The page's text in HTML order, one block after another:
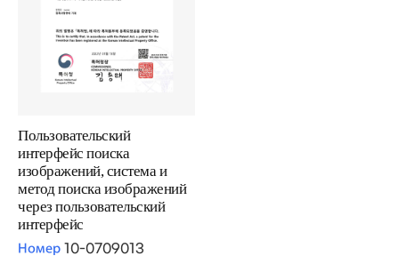
Пользовательский
интерфейс поиска
изображений, система и
метод поиска изображений
через пользовательский
интерфейс
Номер 10-0709013